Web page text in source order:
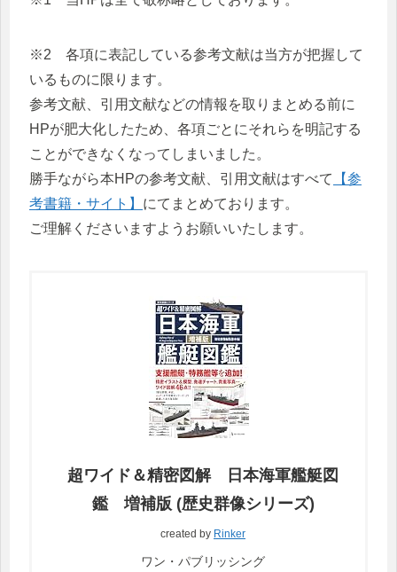
※2 各項に表記している参考文献は当方が把握して
いるものに限ります。
参考文献、引用文献などの情報を取りまとめる前に
HPが肥大化したため、各項ごとにそれらを明記する
ことができなくなってしまいました。
勝手ながら本HPの参考文献、引用文献はすべて
【参
考書籍・サイト】 にてまとめております。
ご理解くださいますようお願いいたします。
超ワイド＆精密図解 日本海軍艦艇図
鑑 増補版 (歴史群像シリーズ)
created by Rinker
ワン・パブリッシング